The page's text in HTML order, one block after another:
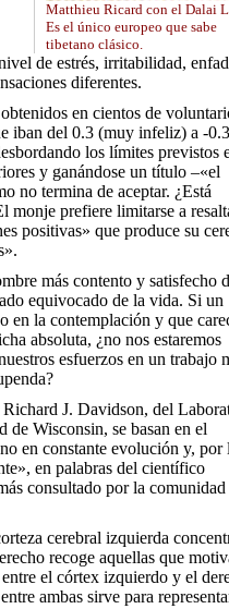
Matthieu Ricard con el Dalai
Es el único europeo que sabe
tibetano clásico.
de estrés, irritabilidad,
diferentes.
en cientos de
iban del 0.3 (muy infeliz) a -0.3
los límites previstos
y ganándose un título –«el
no termina de aceptar. ¿Está
monje prefiere limitarse a
positivas» que produce su
más contento y satisfecho
equivocado de la vida. Si un
en la contemplación y que
absoluta, ¿no nos estaremos
esfuerzos en un trabajo
J. Davidson, del
Wisconsin, se basan en el
en constante evolución y, por
en palabras del científico
consultado por la comunidad
cerebral izquierda
recoge aquellas que
el córtex izquierdo y el
ambas sirve para